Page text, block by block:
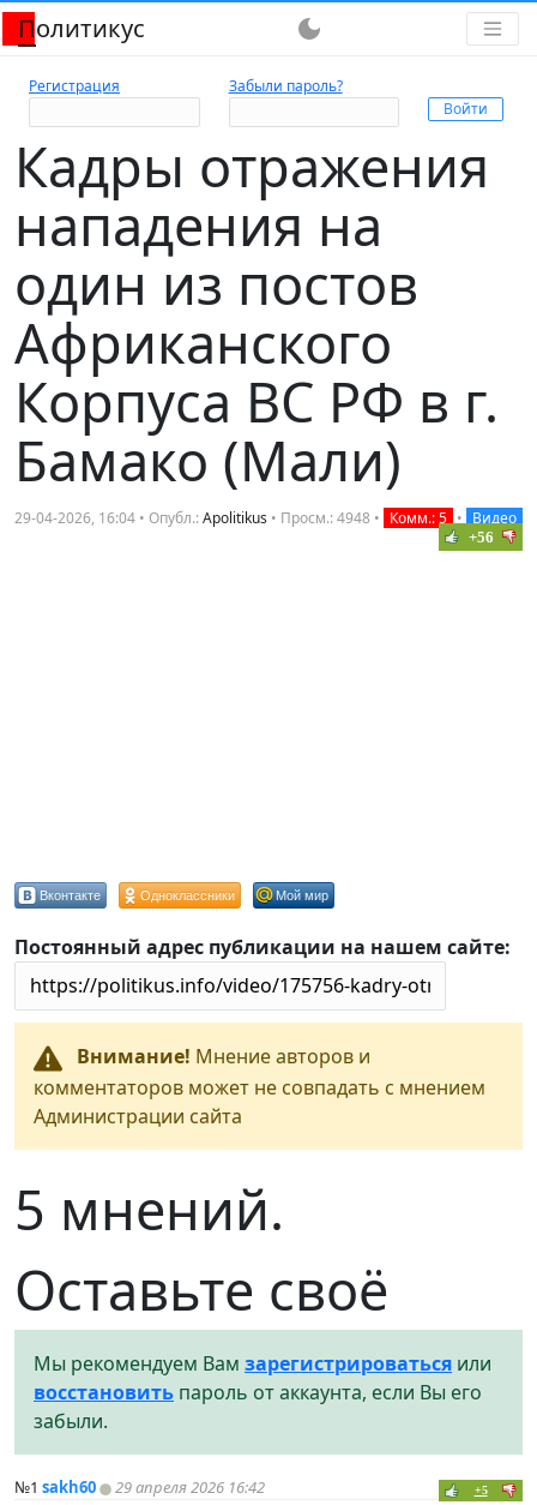
Политикус dark_mode
Регистрация Забыли пароль?
Кадры отражения
нападения на
один из постов
Африканского
Корпуса ВС РФ в г.
Бамако (Мали)
29-04-2026, 16:04 • Опубл.:Apolitikus • Просм.: 4948 • Комм.: 5 • Видео
+56
Вконтакте Одноклассники Мой мир
Постоянный адрес публикации на нашем сайте:
Внимание! Мнение авторов и
комментаторов может не совпадать с мнением
Администрации сайта
5 мнений.
Оставьте своё
Мы рекомендуем Вам зарегистрироваться или
восстановить пароль от аккаунта, если Вы его
забыли.
№1 sakh60 29 апреля 2026 16:42 +5